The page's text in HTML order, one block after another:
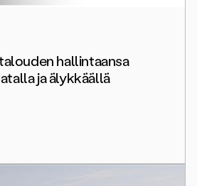
hallintaansa
ja älykkäällä